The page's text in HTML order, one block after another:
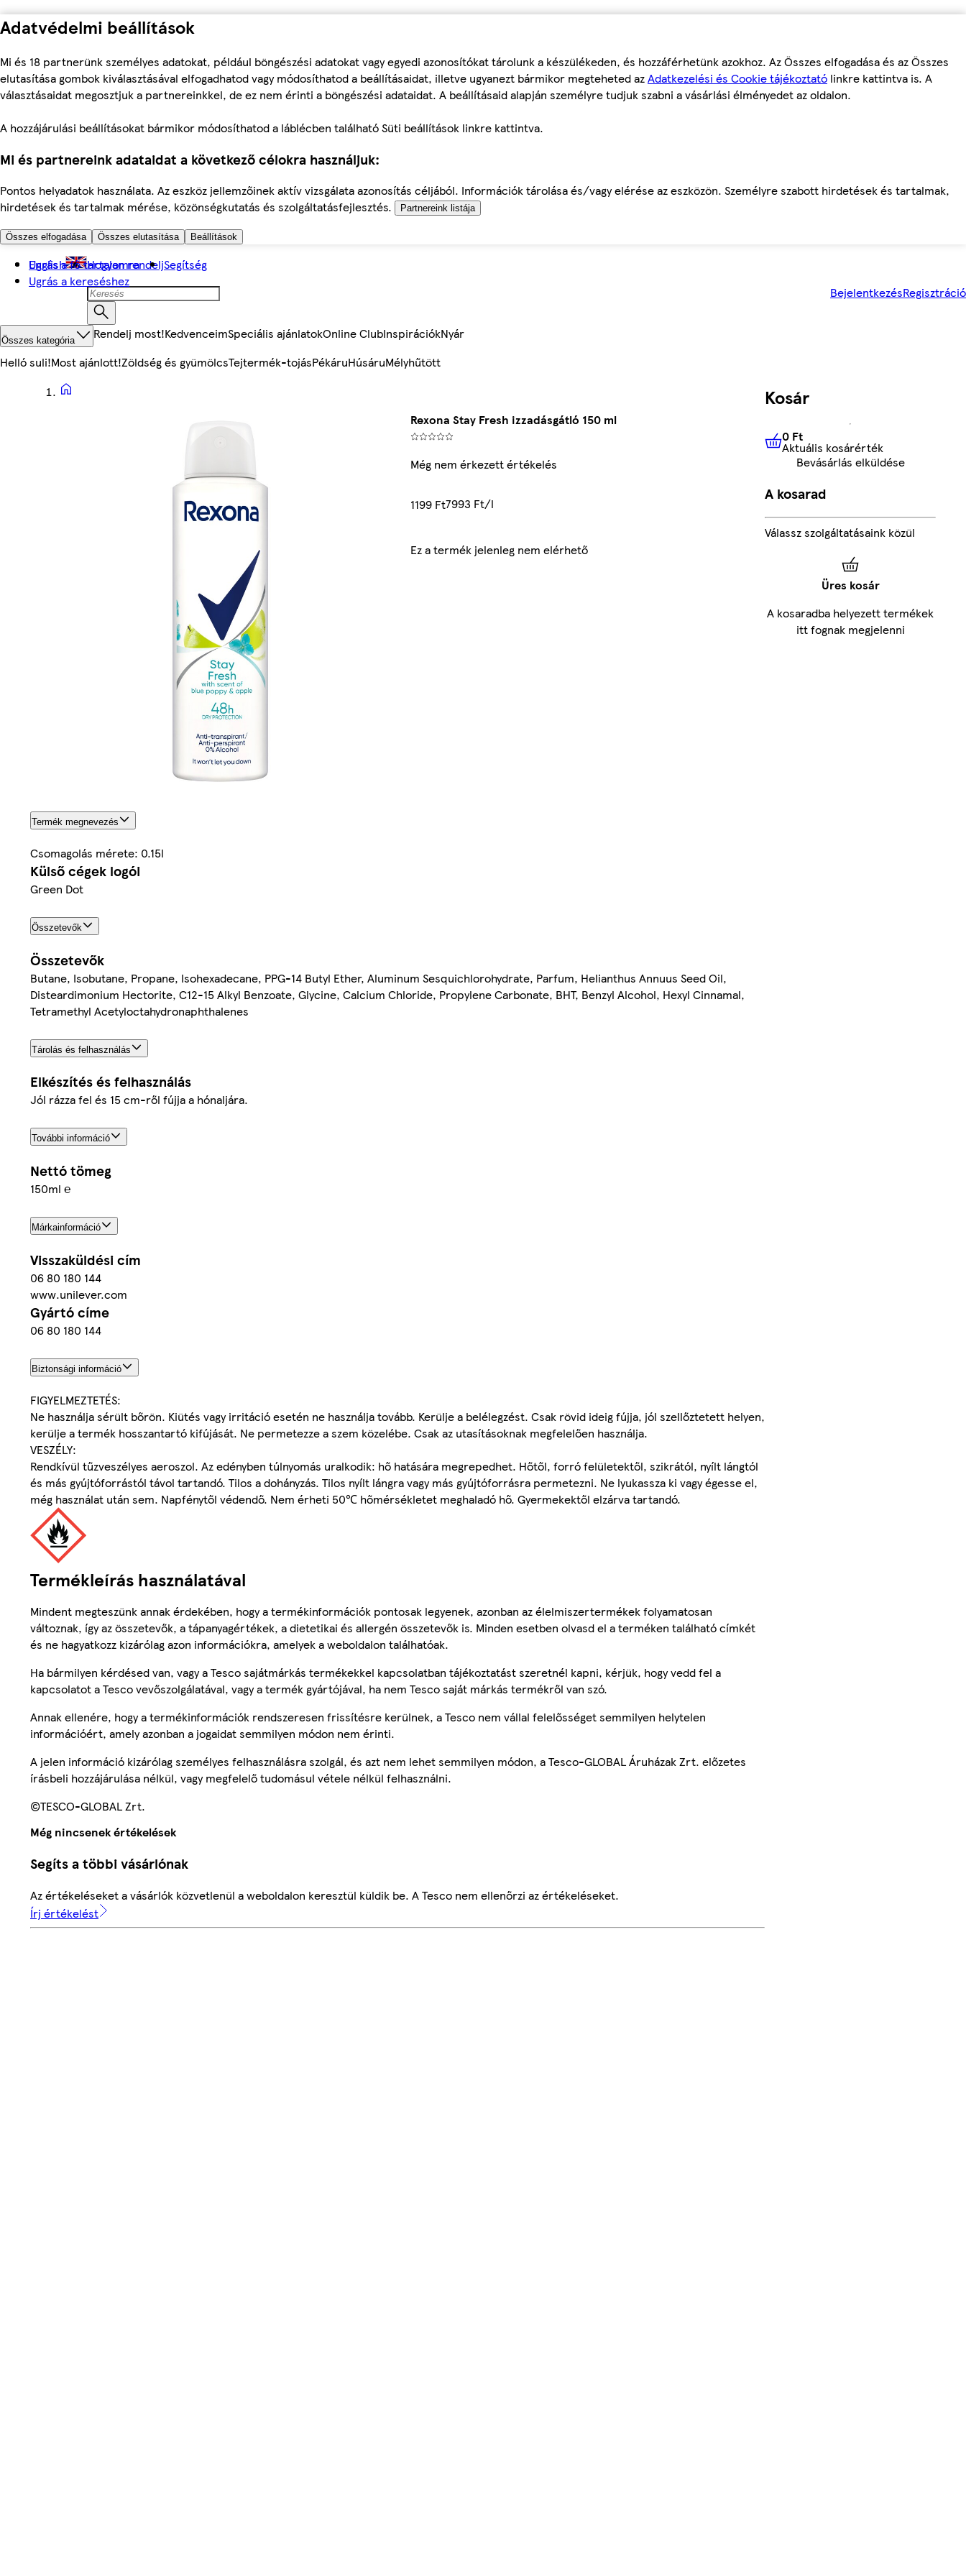
Adatvédelmi beállítások
Mi és 18 partnerünk személyes adatokat, például böngészési adatokat vagy egyedi azonosítókat tárolunk a készülékeden, és hozzáférhetünk azokhoz. Az Összes elfogadása és az Összes
elutasítása gombok kiválasztásával elfogadhatod vagy módosíthatod a beállításaidat, illetve ugyanezt bármikor megteheted azAdatkezelési és Cookie tájékoztató linkre kattintva is. A
választásaidat megosztjuk a partnereinkkel, de ez nem érinti a böngészési adataidat. A beállításaid alapján személyre tudjuk szabni a vásárlási élményedet az oldalon.
A hozzájárulási beállításokat bármikor módosíthatod a láblécben található Süti beállítások linkre kattintva.
Mi és partnereink adataidat a következő célokra használjuk:
Pontos helyadatok használata. Az eszköz jellemzőinek aktív vizsgálata azonosítás céljából. Információk tárolása és/vagy elérése az eszközön. Személyre szabott hirdetések és tartalmak,
hirdetések és tartalmak mérése, közönségkutatás és szolgáltatásfejlesztés.
Partnereink listája
Összes elfogadása Összes elutasítása Beállítások
Ugrás a fő tartalomra
Ugrás a kereséshez
English Hogyan rendeljSegítség
BejelentkezésRegisztráció
Összes kategória Rendelj most!KedvenceimSpeciális ajánlatokOnline ClubInspirációkNyár
Helló suli!Most ajánlott!Zöldség és gyümölcsTejtermék-tojásPékáruHúsáruMélyhűtött
Rexona Stay Fresh izzadásgátló 150 ml
Még nem érkezett értékelés
1199 Ft7993 Ft/l
Ez a termék jelenleg nem elérhető
Termék megnevezés
Csomagolás mérete: 0.15l
Külső cégek logói
Green Dot
Összetevők
Összetevők
Butane, Isobutane, Propane, Isohexadecane, PPG-14 Butyl Ether, Aluminum Sesquichlorohydrate, Parfum, Helianthus Annuus Seed Oil,
Disteardimonium Hectorite, C12-15 Alkyl Benzoate, Glycine, Calcium Chloride, Propylene Carbonate, BHT, Benzyl Alcohol, Hexyl Cinnamal,
Tetramethyl Acetyloctahydronaphthalenes
Tárolás és felhasználás
Elkészítés és felhasználás
Jól rázza fel és 15 cm-ről fújja a hónaljára.
További információ
Nettó tömeg
150ml ℮
Márkainformáció
Visszaküldési cím
06 80 180 144
www.unilever.com
Gyártó címe
06 80 180 144
Biztonsági információ
FIGYELMEZTETÉS:
Ne használja sérült bőrön. Kiütés vagy irritáció esetén ne használja tovább. Kerülje a belélegzést. Csak rövid ideig fújja, jól szellőztetett helyen,
kerülje a termék hosszantartó kifújását. Ne permetezze a szem közelébe. Csak az utasításoknak megfelelően használja.
VESZÉLY:
Rendkívül tűzveszélyes aeroszol. Az edényben túlnyomás uralkodik: hő hatására megrepedhet. Hőtől, forró felületektől, szikrától, nyílt lángtól
és más gyújtóforrástól távol tartandó. Tilos a dohányzás. Tilos nyílt lángra vagy más gyújtóforrásra permetezni. Ne lyukassza ki vagy égesse el,
még használat után sem. Napfénytől védendő. Nem érheti 50℃ hőmérsékletet meghaladó hő. Gyermekektől elzárva tartandó.
Termékleírás használatával
Mindent megteszünk annak érdekében, hogy a termékinformációk pontosak legyenek, azonban az élelmiszertermékek folyamatosan
változnak, így az összetevők, a tápanyagértékek, a dietetikai és allergén összetevők is. Minden esetben olvasd el a terméken található címkét
és ne hagyatkozz kizárólag azon információkra, amelyek a weboldalon találhatóak.
Ha bármilyen kérdésed van, vagy a Tesco sajátmárkás termékekkel kapcsolatban tájékoztatást szeretnél kapni, kérjük, hogy vedd fel a
kapcsolatot a Tesco vevőszolgálatával, vagy a termék gyártójával, ha nem Tesco saját márkás termékről van szó.
Annak ellenére, hogy a termékinformációk rendszeresen frissítésre kerülnek, a Tesco nem vállal felelősséget semmilyen helytelen
információért, amely azonban a jogaidat semmilyen módon nem érinti.
A jelen információ kizárólag személyes felhasználásra szolgál, és azt nem lehet semmilyen módon, a Tesco-GLOBAL Áruházak Zrt. előzetes
írásbeli hozzájárulása nélkül, vagy megfelelő tudomásul vétele nélkül felhasználni.
©TESCO-GLOBAL Zrt.
Még nincsenek értékelések
Segíts a többi vásárlónak
Az értékeléseket a vásárlók közvetlenül a weboldalon keresztül küldik be. A Tesco nem ellenőrzi az értékeléseket.
Írj értékelést
Kosár
0 FtAktuális kosárérték
0 Ft
Aktuális kosárérték
Bevásárlás elküldése
A kosarad
Válassz szolgáltatásaink közül
Üres kosár
A kosaradba helyezett termékek
itt fognak megjelenni